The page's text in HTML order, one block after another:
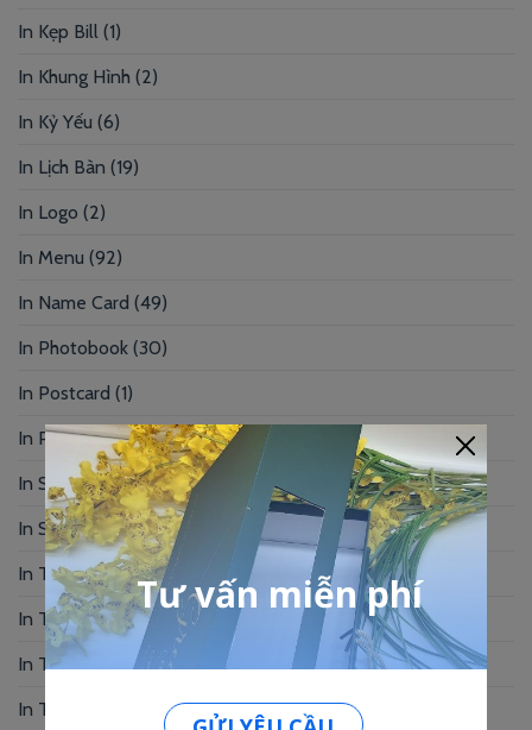
In Kẹp Bill (1)
In Khung Hình (2)
In Kỷ Yếu (6)
In Lịch Bàn (19)
In Logo (2)
In Menu (92)
In Name Card (49)
In Photobook (30)
In Postcard (1)
In Profile(1)
In Sổ Tay(2)
In Standee – PP(2)
In Tag Treo(7)
In Thẻ Bài(2)
In Thẻ Nhân Viên(3)
In Thẻ Nhựa